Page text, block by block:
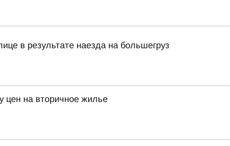
в результате наезда на большегруз
цен на вторичное жилье